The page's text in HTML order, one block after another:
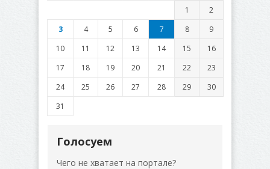
1
2
3
4 5 6 7 8
9
10
11 12 13 14 15
16
17
18 19 20 21 22
23
24
25 26 27 28 29
30
31
Голосуем
Чего не хватает на портале?